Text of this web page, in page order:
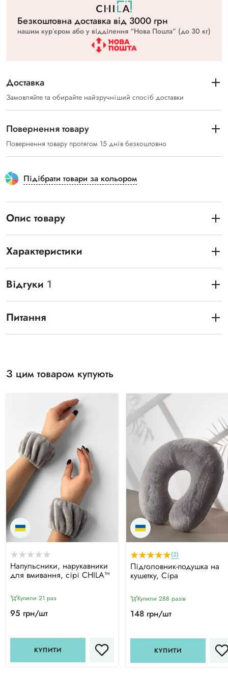
Безкоштовна доставка вiд 3000 грн
нашим курʼєром або у відділення “Нова Пошта” (до 30 кг)
Доставка
Замовляйте та обирайте найзручніший спосіб доставки
Повернення товару
Повернення товару протягом 15 днів безкоштовно
Підібрати товари за кольором
Опис товару
Характеристики
Відгуки 1
Питання
З цим товаром купують
Напульсники, нарукавники
для вмивання, сірі CHILA™
Купили 21 раз
95 грн/шт
КУПИТИ
(2)
Підголовник-подушка на
кушетку, Сіра
Купили 288 разiв
148 грн/шт
КУПИТИ